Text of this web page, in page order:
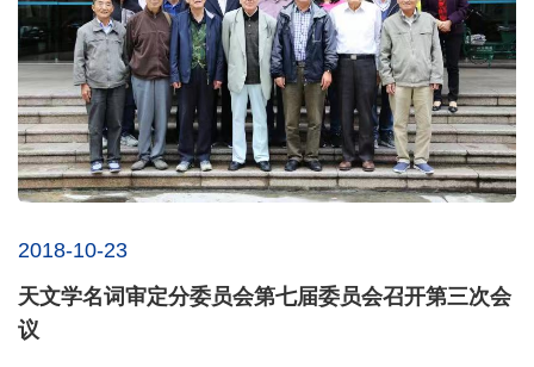
2018-10-23
天文学名词审定分委员会第七届委员会召开第三次会
议